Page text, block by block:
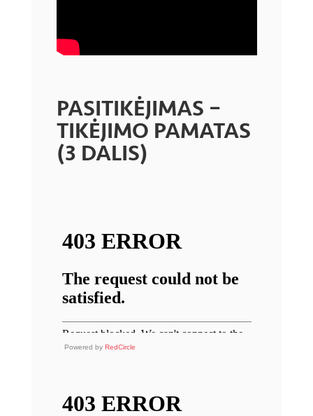
PASITIKĖJIMAS –
TIKĖJIMO PAMATAS
(3 DALIS)
Powered by RedCircle